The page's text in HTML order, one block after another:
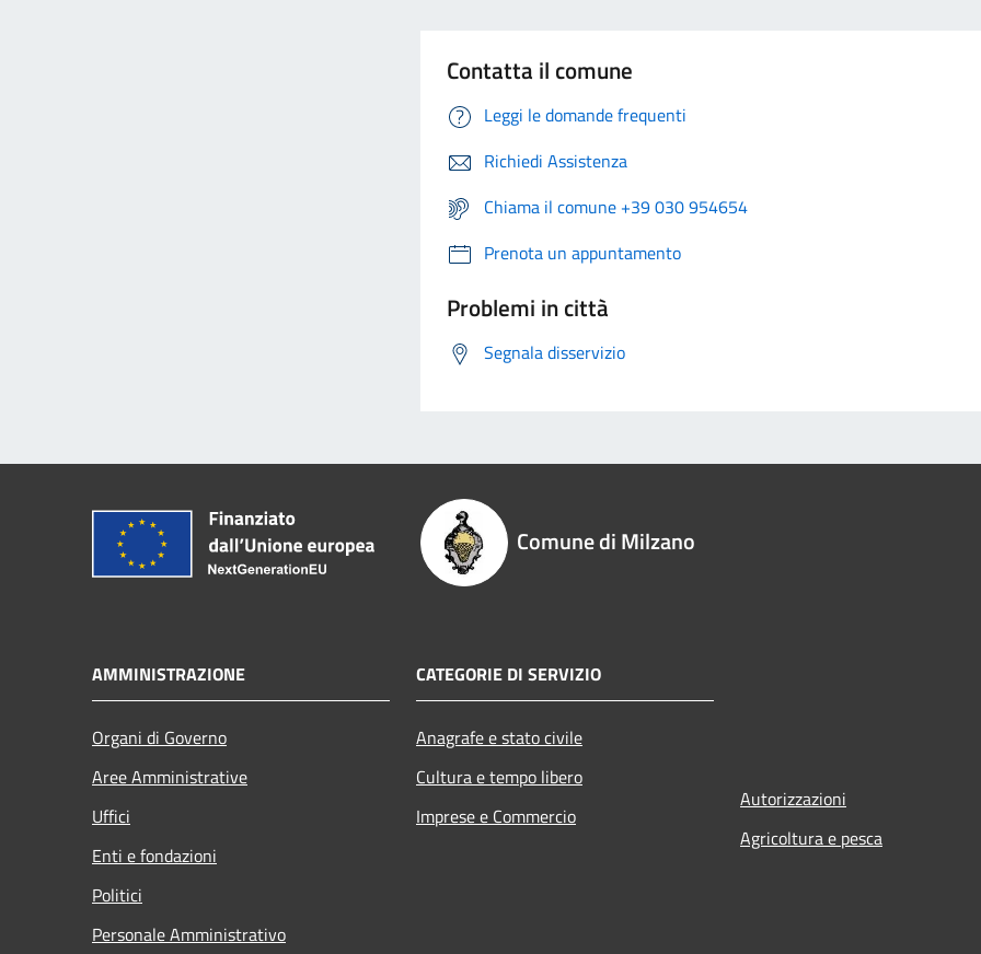
Contatta il comune
Leggi le domande frequenti
Richiedi Assistenza
Chiama il comune +39 030 954654
Prenota un appuntamento
Problemi in città
Segnala disservizio
Comune di Milzano
AMMINISTRAZIONE
Organi di Governo
Aree Amministrative
Uffici
Enti e fondazioni
Politici
Personale Amministrativo
CATEGORIE DI SERVIZIO
Anagrafe e stato civile
Cultura e tempo libero
Imprese e Commercio
Autorizzazioni
Agricoltura e pesca